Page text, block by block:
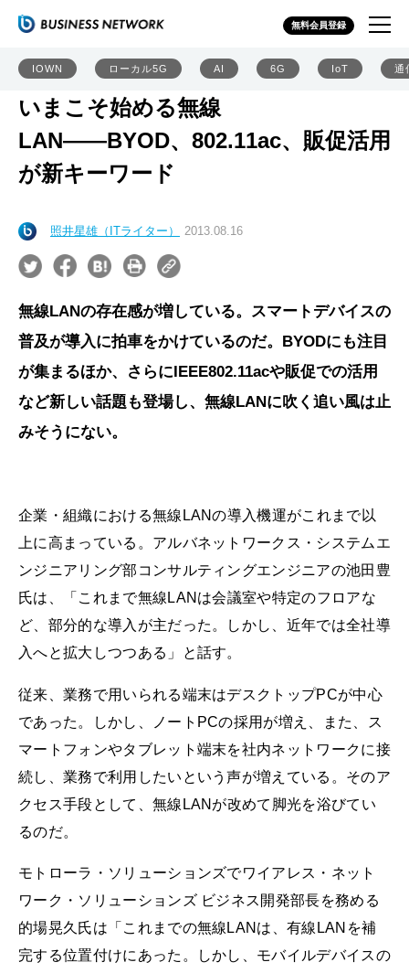
無料会員登録
IOWN ローカル5G AI 6G IoT 通
いまこそ始める無線
LAN――BYOD、802.11ac、販促活用
が新キーワード
照井星雄（ITライター） 2013.08.16
無線LANの存在感が増している。スマートデバイスの
普及が導入に拍車をかけているのだ。BYODにも注目
が集まるほか、さらにIEEE802.11acや販促での活用
など新しい話題も登場し、無線LANに吹く追い風は止
みそうにない。
企業・組織における無線LANの導入機運がこれまで以
上に高まっている。アルバネットワークス・システムエ
ンジニアリング部コンサルティングエンジニアの池田豊
氏は、「これまで無線LANは会議室や特定のフロアな
ど、部分的な導入が主だった。しかし、近年では全社導
入へと拡大しつつある」と話す。
従来、業務で用いられる端末はデスクトップPCが中心
であった。しかし、ノートPCの採用が増え、また、ス
マートフォンやタブレット端末を社内ネットワークに接
続し、業務で利用したいという声が増えている。そのア
クセス手段として、無線LANが改めて脚光を浴びてい
るのだ。
モトローラ・ソリューションズでワイアレス・ネット
ワーク・ソリューションズ ビジネス開発部長を務める
的場晃久氏は「これまでの無線LANは、有線LANを補
完する位置付けにあった。しかし、モバイルデバイスの